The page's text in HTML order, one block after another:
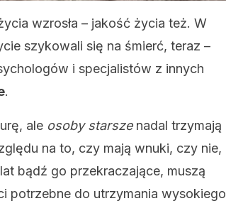
wzrosła – jakość życia też. W
szykowali się na śmierć, teraz –
i specjalistów z innych
.
ale osoby starszenadal trzymają
na to, czy mają wnuki, czy nie,
bądź go przekraczające, muszą
potrzebne do utrzymania wysokiego